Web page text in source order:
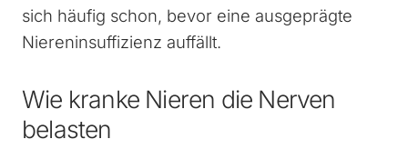
sich häufig schon, bevor eine ausgeprägte
Niereninsuffizienz auffällt.
Wie kranke Nieren die Nerven
belasten